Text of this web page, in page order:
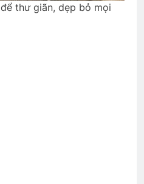
thư giãn, dẹp bỏ mọi